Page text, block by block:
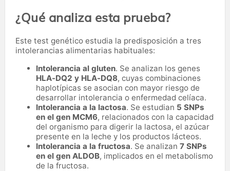
¿Qué analiza esta prueba?
Este test genético estudia la predisposición a tres
intolerancias alimentarias habituales:
Intolerancia al gluten. Se analizan los genes
HLA-DQ2 y HLA-DQ8, cuyas combinaciones
haplotípicas se asocian con mayor riesgo de
desarrollar intolerancia o enfermedad celíaca.
Intolerancia a la lactosa. Se estudian 5 SNPs
en el gen MCM6, relacionados con la capacidad
del organismo para digerir la lactosa, el azúcar
presente en la leche y los productos lácteos.
Intolerancia a la fructosa. Se analizan 7 SNPs
en el gen ALDOB, implicados en el metabolismo
de la fructosa.